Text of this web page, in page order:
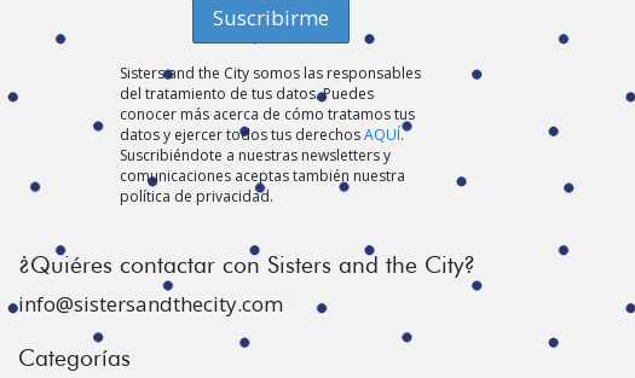
Sisters and the City somos las responsables
del tratamiento de tus datos. Puedes
conocer más acerca de cómo tratamos tus
datos y ejercer todos tus derechosAQUÍ.
Suscribiéndote a nuestras newsletters y
comunicaciones aceptas también nuestra
política de privacidad.
¿Quiéres contactar con Sisters and the City?
info@sistersandthecity.com
Categorías